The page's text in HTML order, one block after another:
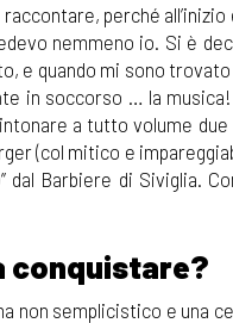
perché all’inizio
nemmeno io. Si è
e quando mi sono
in soccorso … la
a tutto volume due
(col mitico e
” dal Barbiere di Siviglia.
conquistare?
non semplicistico e una